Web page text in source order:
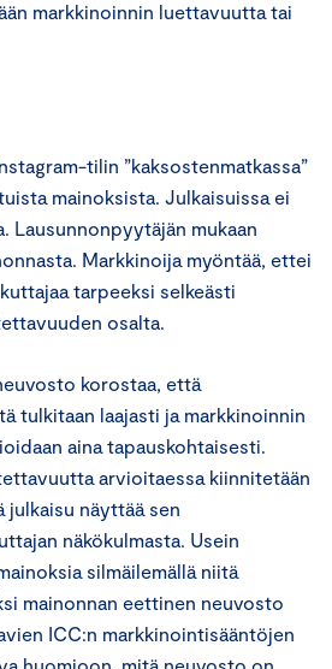
markkinoinnin luettavuutta tai
tilin ”kaksostenmatkassa”
mainoksista. Julkaisuissa ei
Lausunnonpyytäjän mukaan
Markkinoija myöntää, ettei
tarpeeksi selkeästi
osalta.
korostaa, että
tulkitaan laajasti ja markkinoinnin
aina tapauskohtaisesti.
arvioitaessa kiinnitetään
julkaisu näyttää sen
näkökulmasta. Usein
silmäilemällä niitä
mainonnan eettinen neuvosto
ICC:n markkinointisääntöjen